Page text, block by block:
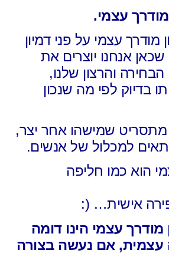
מודרך עצמי.
מודרך עצמי על פני דמיון
שכאן אנחנו יוצרים את
והרצון שלנו,
בדיוק לפי מה שנכון
מתסריט שמישהו אחר יצר,
למכלול של אנשים.
הוא כמו חליפה
אישית… (:
עצמי הינו דומה
עצמית, אם נעשה בצורה